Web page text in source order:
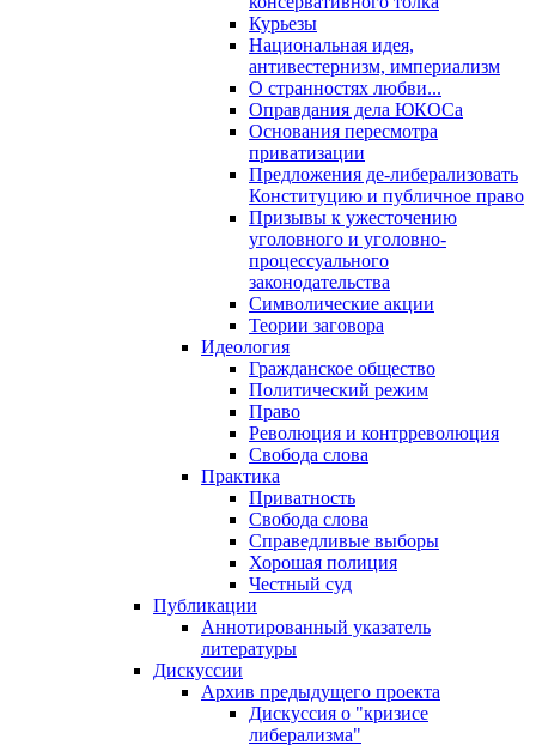
Курьезы
Национальная идея,
антивестернизм, империализм
О странностях любви...
Оправдания дела ЮКОСа
Основания пересмотра
приватизации
Предложения де-либерализовать
Конституцию и публичное право
Призывы к ужесточению
уголовного и уголовно-
процессуального
законодательства
Символические акции
Теории заговора
Идеология
Гражданское общество
Политический режим
Право
Революция и контрреволюция
Свобода слова
Практика
Приватность
Свобода слова
Справедливые выборы
Хорошая полиция
Честный суд
Публикации
Аннотированный указатель
литературы
Дискуссии
Архив предыдущего проекта
Дискуссия о "кризисе
либерализма"